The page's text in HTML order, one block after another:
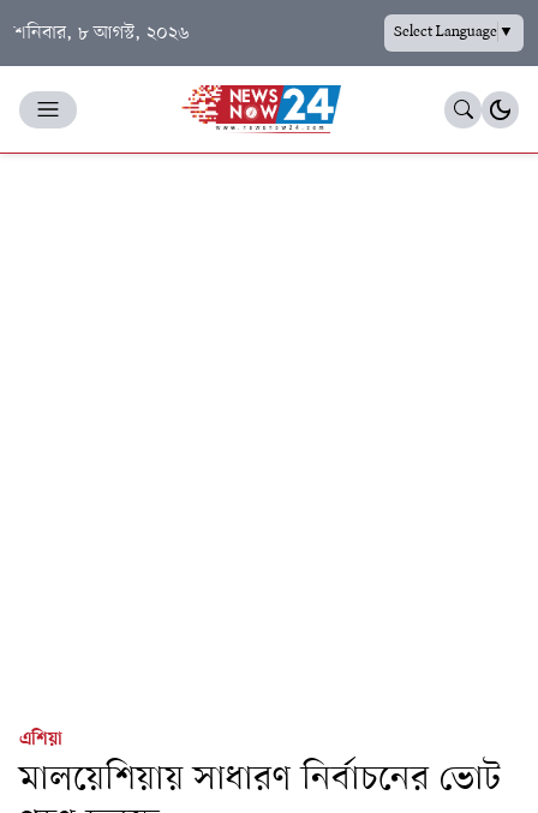
শনিবার, ৮ আগস্ট, ২০২৬ Select Language▼
এশিয়া
মালয়েশিয়ায় সাধারণ নির্বাচনের ভোট